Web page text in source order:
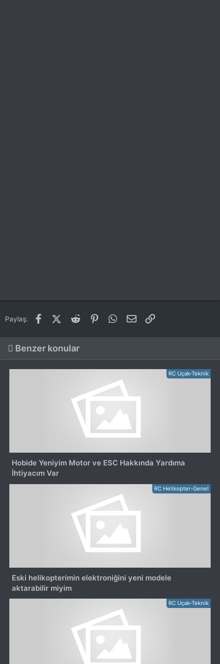
Paylaş: FacebookX (Twitter)
Reddit PinterestWhatsApp
E-posta
Benzer konular
RC Uçak-Teknik
Hobide Yeniyim Motor ve ESC Hakkında Yardıma
İhtiyacım Var
RC Helikopter-Genel
Eski helikopterimin elektroniğini yeni modele
aktarabilir miyim
RC Uçak-Teknik